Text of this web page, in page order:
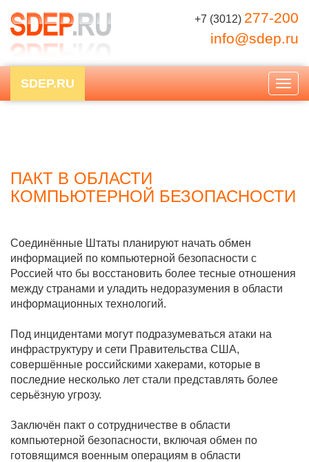
+7 (3012) 277-200
info@sdep.ru
SDEP.RU
ПАКТ В ОБЛАСТИ
КОМПЬЮТЕРНОЙ БЕЗОПАСНОСТИ
Соединённые Штаты планируют начать обмен
информацией по компьютерной безопасности с
Россией что бы восстановить более тесные отношения
между странами и уладить недоразумения в области
информационных технологий.
Под инцидентами могут подразумеваться атаки на
инфраструктуру и сети Правительства США,
совершённые российскими хакерами, которые в
последние несколько лет стали представлять более
серьёзную угрозу.
Заключён пакт о сотрудничестве в области
компьютерной безопасности, включая обмен по
готовящимся военным операциям в области